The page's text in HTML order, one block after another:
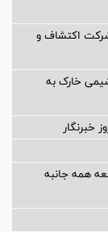
به شرکت اکتشاف و
خارک به
خبرنگار
همه جانبه